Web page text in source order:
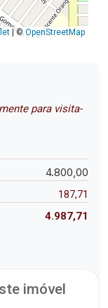
|©OpenStreetMap
para visita-
4.800,00
187,71
4.987,71
imóvel